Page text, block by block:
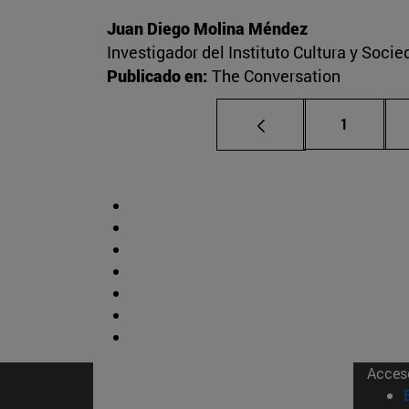
Juan Diego Molina Méndez
Investigador del Instituto Cultura y
Publicado en: The Conversation
Página
1